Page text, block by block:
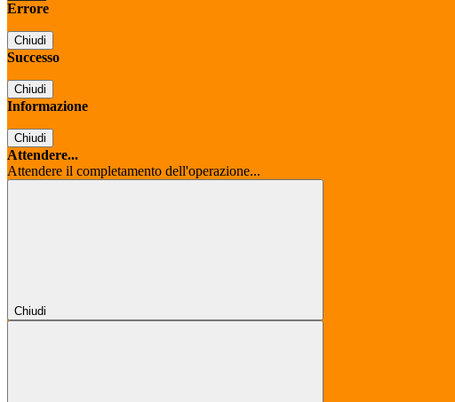
Errore
Chiudi
Successo
Chiudi
Informazione
Chiudi
Attendere...
Attendere il completamento dell'operazione...
Chiudi